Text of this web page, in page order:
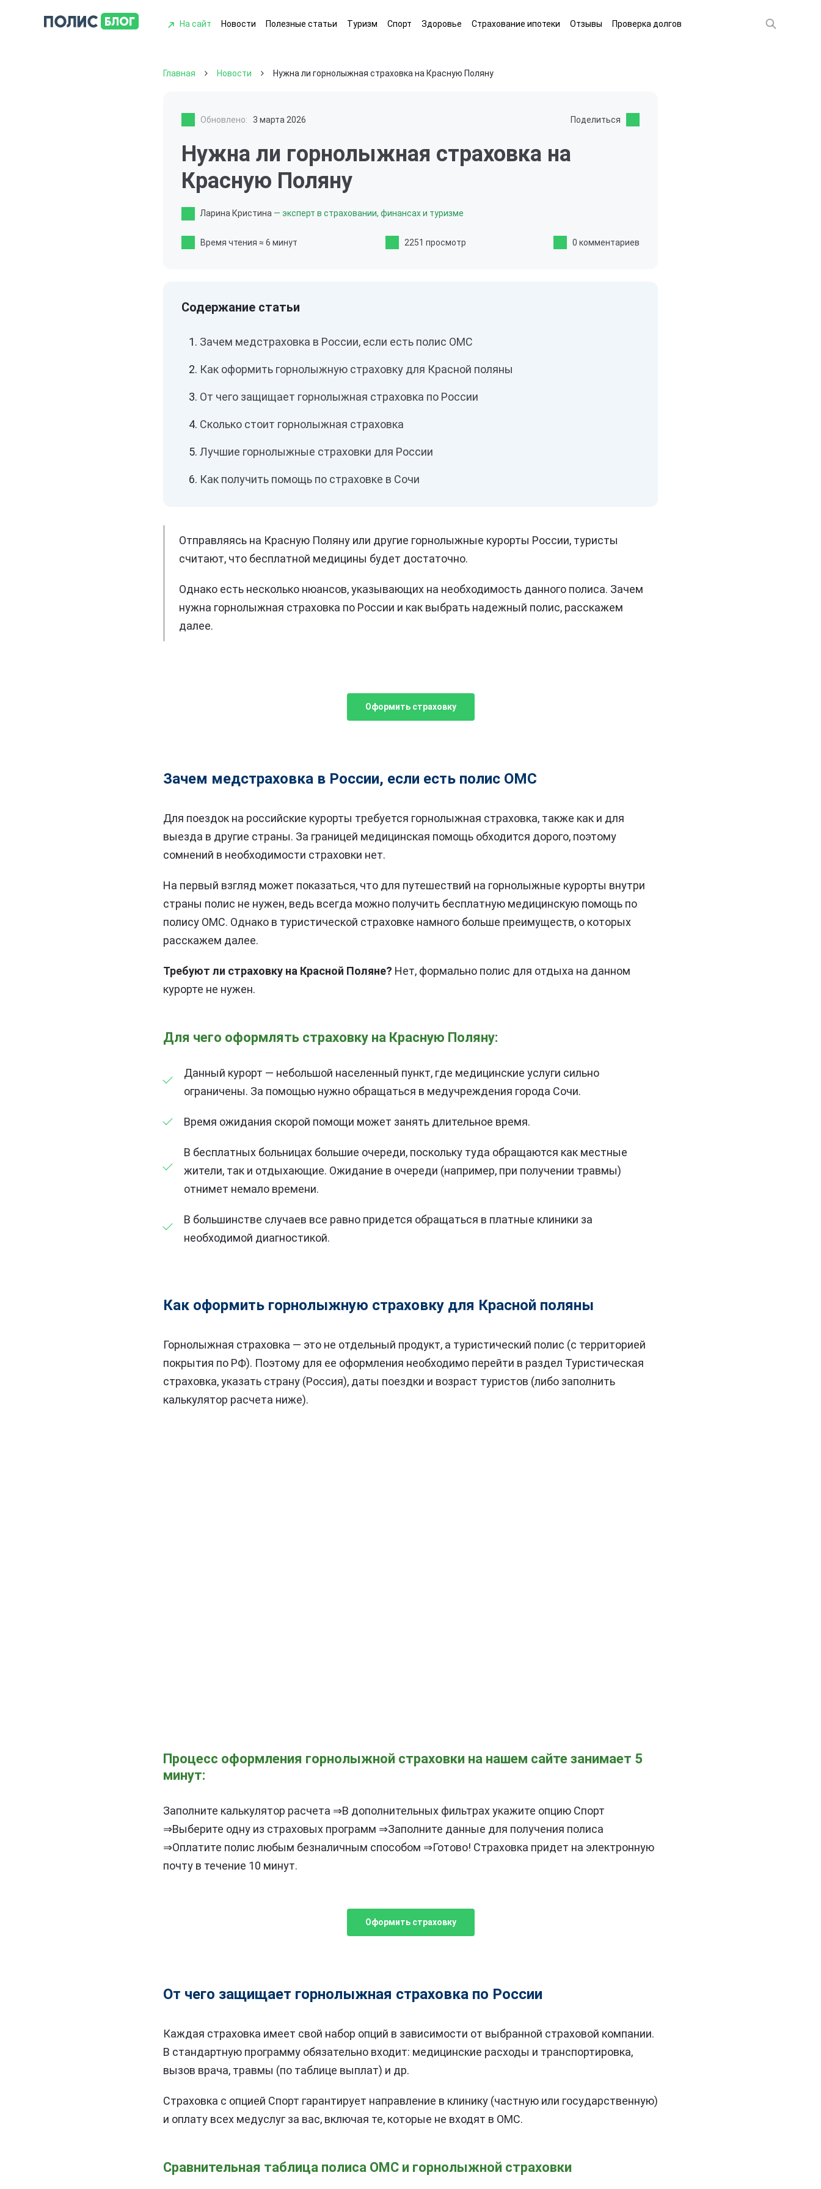
На сайт Новости Полезные статьи Туризм Спорт Здоровье Страхование ипотеки Отзывы Проверка долгов
Главная Новости Нужна ли горнолыжная страховка на Красную Поляну
Обновлено: 3 марта 2026 Поделиться
Нужна ли горнолыжная страховка на
Красную Поляну
Ларина Кристина — эксперт в страховании, финансах и туризме
Время чтения ≈ 6 минут 2251 просмотр 0 комментариев
Зачем медстраховка в России, если есть полис ОМС
Как оформить горнолыжную страховку для Красной поляны
От чего защищает горнолыжная страховка по России
Сколько стоит горнолыжная страховка
Лучшие горнолыжные страховки для России
Как получить помощь по страховке в Сочи
Отправляясь на Красную Поляну или другие горнолыжные курорты России, туристы
считают, что бесплатной медицины будет достаточно.
Однако есть несколько нюансов, указывающих на необходимость данного полиса. Зачем
нужна горнолыжная страховка по России и как выбрать надежный полис, расскажем
далее.
Оформить страховку
Зачем медстраховка в России, если есть полис ОМС
Для поездок на российские курорты требуется горнолыжная страховка, также как и для
выезда в другие страны. За границей медицинская помощь обходится дорого, поэтому
сомнений в необходимости страховки нет.
На первый взгляд может показаться, что для путешествий на горнолыжные курорты внутри
страны полис не нужен, ведь всегда можно получить бесплатную медицинскую помощь по
полису ОМС. Однако в туристической страховке намного больше преимуществ, о которых
расскажем далее.
Требуют ли страховку на Красной Поляне? Нет, формально полис для отдыха на данном
курорте не нужен.
Для чего оформлять страховку на Красную Поляну:
Данный курорт — небольшой населенный пункт, где медицинские услуги сильно
ограничены. За помощью нужно обращаться в медучреждения города Сочи.
Время ожидания скорой помощи может занять длительное время.
В бесплатных больницах большие очереди, поскольку туда обращаются как местные
жители, так и отдыхающие. Ожидание в очереди (например, при получении травмы)
отнимет немало времени.
В большинстве случаев все равно придется обращаться в платные клиники за
необходимой диагностикой.
Как оформить горнолыжную страховку для Красной поляны
Горнолыжная страховка — это не отдельный продукт, а туристический полис (с территорией
покрытия по РФ). Поэтому для ее оформления необходимо перейти в раздел Туристическая
страховка, указать страну (Россия), даты поездки и возраст туристов (либо заполнить
калькулятор расчета ниже).
Процесс оформления горнолыжной страховки на нашем сайте занимает 5
минут:
Заполните калькулятор расчета ⇒В дополнительных фильтрах укажите опцию Спорт
⇒Выберите одну из страховых программ ⇒Заполните данные для получения полиса
⇒Оплатите полис любым безналичным способом ⇒Готово! Страховка придет на электронную
почту в течение 10 минут.
Оформить страховку
От чего защищает горнолыжная страховка по России
Каждая страховка имеет свой набор опций в зависимости от выбранной страховой компании.
В стандартную программу обязательно входит: медицинские расходы и транспортировка,
вызов врача, травмы (по таблице выплат) и др.
Страховка с опцией Спорт гарантирует направление в клинику (частную или государственную)
и оплату всех медуслуг за вас, включая те, которые не входят в ОМС.
Сравнительная таблица полиса ОМС и горнолыжной страховки